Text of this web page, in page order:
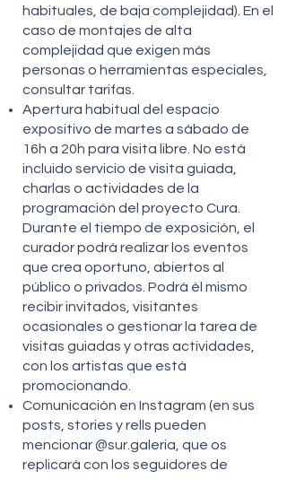
habituales, de baja complejidad). En el
caso de montajes de alta
complejidad que exigen más
personas o herramientas especiales,
consultar tarifas.
Apertura habitual del espacio
expositivo de martes a sábado de
16h a 20h para visita libre. No está
incluido servicio de visita guiada,
charlas o actividades de la
programación del proyecto Cura.
Durante el tiempo de exposición, el
curador podrá realizar los eventos
que crea oportuno, abiertos al
público o privados. Podrá él mismo
recibir invitados, visitantes
ocasionales o gestionar la tarea de
visitas guiadas y otras actividades,
con los artistas que está
promocionando.
Comunicación en Instagram (en sus
posts, stories y rells pueden
mencionar @sur.galeria, que os
replicará con los seguidores de